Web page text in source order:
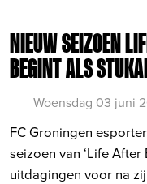
NIEUW SEIZOEN
BEGINT ALS
Woensdag 03 juni
FC Groningen
seizoen van ‘Life
uitdagingen voor na